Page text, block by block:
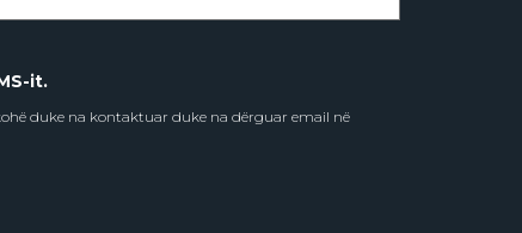
it.
duke na kontaktuar duke na dërguar email në